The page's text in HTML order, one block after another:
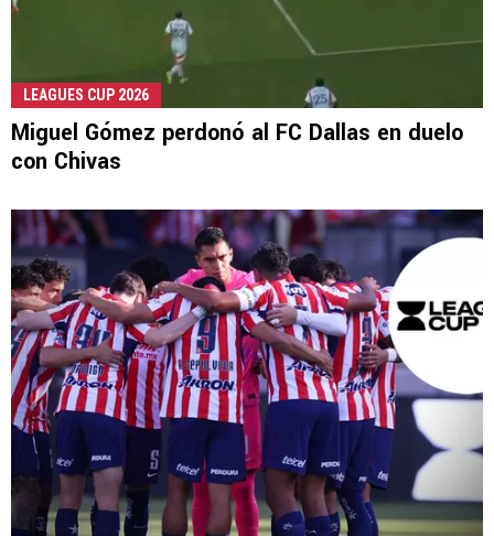
LEAGUES CUP 2026
Miguel Gómez perdonó al FC Dallas en duelo
con Chivas